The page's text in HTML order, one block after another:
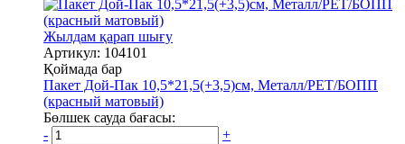
Жылдам қарап шығу
Артикул: 104101
Қоймада бар
Пакет Дой-Пак 10,5*21,5(+3,5)см, Металл/PET/БОПП
(красный матовый)
Бөлшек сауда бағасы:
-
+